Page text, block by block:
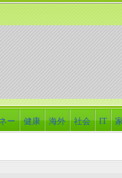
ー 健康 海外 社会 IT